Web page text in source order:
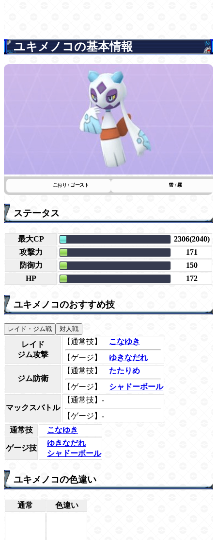
ユキメノコの基本情報
こおり / ゴースト 雪 / 霧
ステータス
最大CP
2306(2040)
攻撃力
171
防御力
150
HP
172
ユキメノコのおすすめ技
レイド・ジム戦 対人戦
レイド
ジム攻撃
【通常技】
こなゆき
【ゲージ】
ゆきなだれ
ジム防衛
【通常技】
たたりめ
【ゲージ】
シャドーボール
マックスバトル
【通常技】-
【ゲージ】-
通常技
こなゆき
ゲージ技
ゆきなだれ
シャドーボール
ユキメノコの色違い
通常 色違い